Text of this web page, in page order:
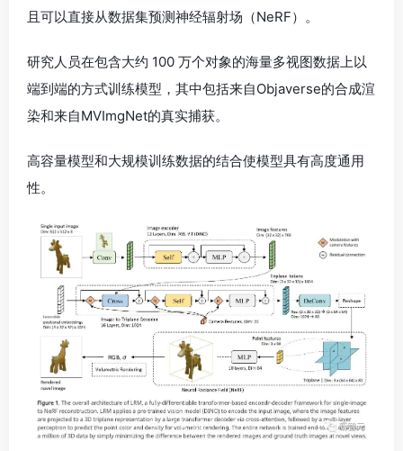
且可以直接从数据集预测神经辐射场（NeRF）。
研究人员在包含大约 100 万个对象的海量多视图数据上以
端到端的方式训练模型，其中包括来自Objaverse的合成渲
染和来自MVImgNet的真实捕获。
高容量模型和大规模训练数据的结合使模型具有高度通用
性。